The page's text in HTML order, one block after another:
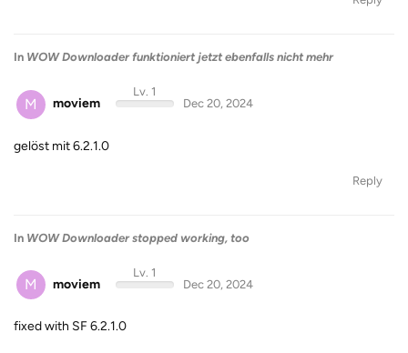
In WOW Downloader funktioniert jetzt ebenfalls nicht mehr
M moviem
Lv. 1
Dec 20, 2024
gelöst mit 6.2.1.0
Reply
In WOW Downloader stopped working, too
M moviem
Lv. 1
Dec 20, 2024
fixed with SF 6.2.1.0